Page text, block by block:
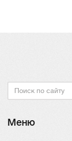
Поиск
Меню